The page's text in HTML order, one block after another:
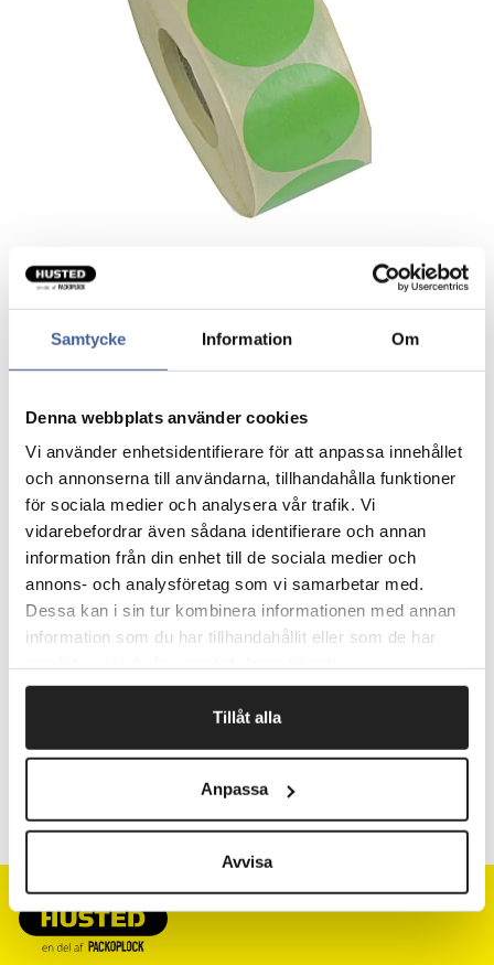
Samtycke Information Om
Denna webbplats använder cookies
Vi använder enhetsidentifierare för att anpassa innehållet
och annonserna till användarna, tillhandahålla funktioner
för sociala medier och analysera vår trafik. Vi
vidarebefordrar även sådana identifierare och annan
information från din enhet till de sociala medier och
annons- och analysföretag som vi samarbetar med.
Dessa kan i sin tur kombinera informationen med annan
information som du har tillhandahållit eller som de har
Tillåt alla
Anpassa
Avvisa
Etiket rund lime
Selvklæbende etiketter på rulle.
Permanent hæftende
Kernens indermål: Ø 40 mm.
Pris pr. pakke
Fragtfrit når du handler for 1.900,-
Afsendelse samme dag ved bestilling
inden kl 10
Artikelnr. B x L mm
37 x 37